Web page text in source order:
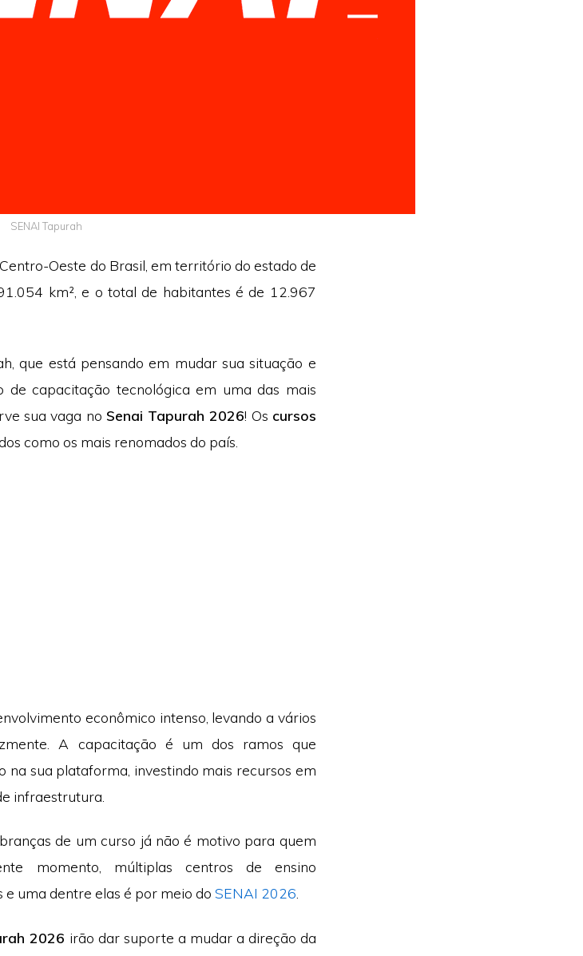
SENAI Tapurah
Oeste do Brasil, em território do estado de
km², e o total de habitantes é de 12.967
que está pensando em mudar sua situação e
capacitação tecnológica em uma das mais
sua vaga no Senai Tapurah 2026! Os cursos
como os mais renomados do país.
econômico intenso, levando a vários
A capacitação é um dos ramos que
na sua plataforma, investindo mais recursos em
infraestrutura.
de um curso já não é motivo para quem
momento, múltiplas centros de ensino
uma dentre elas é por meio doSENAI 2026
2026 irão dar suporte a mudar a direção da